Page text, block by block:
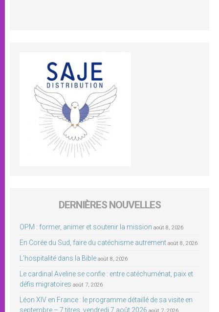
DERNIÈRES NOUVELLES
OPM : former, animer et soutenir la mission août 8, 2026
En Corée du Sud, faire du catéchisme autrement août 8, 2026
L’hospitalité dans la Bible août 8, 2026
Le cardinal Aveline se confie : entre catéchuménat, paix et
défis migratoires août 7, 2026
Léon XIV en France : le programme détaillé de sa visite en
septembre – 7 titres, vendredi 7 août 2026 août 7, 2026